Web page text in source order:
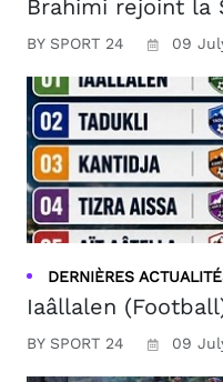
Brahimi rejoint la
BY SPORT 24 09
DERNIÈRES
Iaâllalen
BY SPORT 24 09